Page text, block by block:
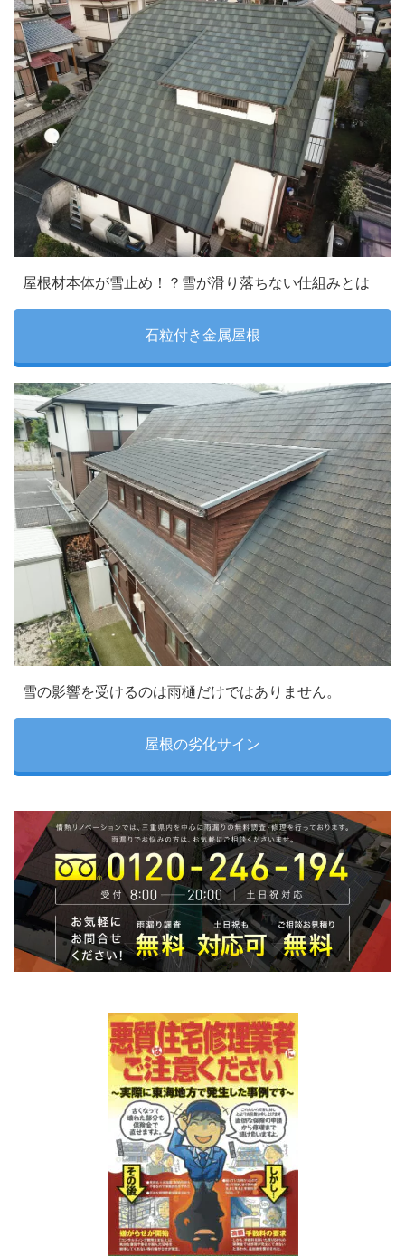
屋根材本体が雪止め！？雪が滑り落ちない仕組みとは
石粒付き金属屋根
雪の影響を受けるのは雨樋だけではありません。
屋根の劣化サイン